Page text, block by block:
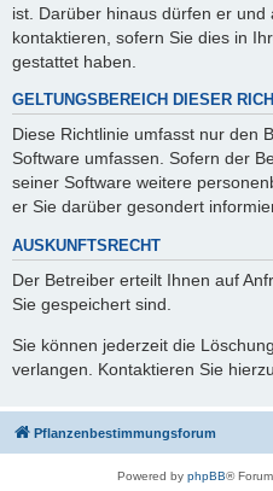
ist. Darüber hinaus dürfen er und
kontaktieren, sofern Sie dies in
gestattet haben.
GELTUNGSBEREICH DIESER
Diese Richtlinie umfasst nur den
Software umfassen. Sofern der
seiner Software weitere
er Sie darüber gesondert
AUSKUNFTSRECHT
Der Betreiber erteilt Ihnen auf
Sie gespeichert sind.
Sie können jederzeit die
verlangen. Kontaktieren Sie
Pflanzenbestimmungsforum
Powered by phpBB®